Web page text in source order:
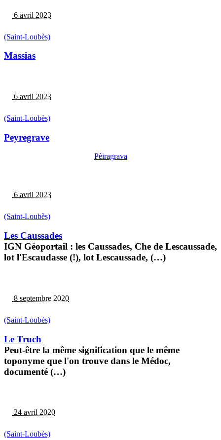
6 avril 2023
(Saint-Loubès)
Massias
6 avril 2023
(Saint-Loubès)
Peyregrave
Pèiragrava
6 avril 2023
(Saint-Loubès)
Les Caussades
IGN Géoportail : les Caussades, Che de Lescaussade,
lot l'Escaudasse (!), lot Lescaussade, (…)
8 septembre 2020
(Saint-Loubès)
Le Truch
Peut-être la même signification que le même
toponyme que l'on trouve dans le Médoc,
documenté (…)
24 avril 2020
(Saint-Loubès)